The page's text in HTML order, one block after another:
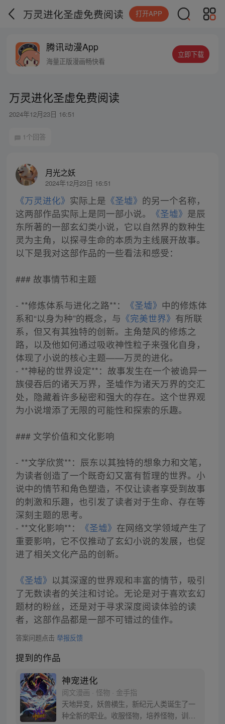
万灵进化圣虚免费阅读 打开APP
腾讯动漫App
海量正版漫画畅快看
立即下载
万灵进化圣虚免费阅读
2024年12月23日 16:51
1个回答
月光之妖
2024年12月23日 16:51
《万灵进化》 实际上是 《圣墟》 的另一个名称，
这两部作品实际上是同一部小说。
《圣墟》 是辰
东所著的一部玄幻类小说，它以自然界的数种生
灵为主角，以探寻生命的本质为主线展开故事。
以下是我对这部作品的一些看法和感受：
### 故事情节和主题
- **修炼体系与进化之路**： 《圣墟》 中的修炼体
系和“以身为种”的概念，与 《完美世界》 有所联
系，但又有其独特的创新。主角楚风的修炼之
路，以及他如何通过吸收神性粒子来强化自身，
体现了小说的核心主题——万灵的进化。
- **神秘的世界设定**：故事发生在一个被诡异一
族侵吞后的诸天万界，圣墟作为诸天万界的交汇
处，隐藏着许多秘密和强大的存在。这个世界观
为小说增添了无限的可能性和探索的乐趣。
### 文学价值和文化影响
- **文学欣赏**：辰东以其独特的想象力和文笔，
为读者创造了一个既奇幻又富有哲理的世界。小
说中的情节和角色塑造，不仅让读者享受到故事
的刺激和乐趣，也引发了读者对于生命、存在等
深刻主题的思考。
- **文化影响**：
《圣墟》 在网络文学领域产生了
重要影响，它不仅推动了玄幻小说的发展，也促
进了相关文化产品的创新。
《圣墟》 以其深邃的世界观和丰富的情节，吸引
了无数读者的关注和讨论。无论是对于喜欢玄幻
题材的粉丝，还是对于寻求深度阅读体验的读
者，这部作品都是一部不可错过的佳作。
答案问题点击 举报反馈
提到的作品
神宠进化
阅文漫画 · 怪物 · 金手指
天地异变，妖兽横生，新纪元人类诞生了一
种全新的职业。收服怪物，培养怪物，训练